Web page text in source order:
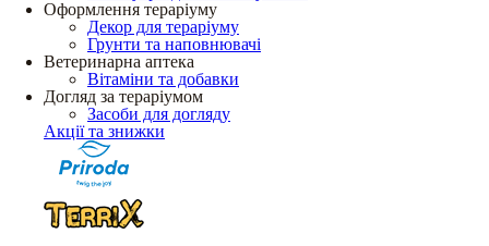
Оформлення тераріуму
Декор для тераріуму
Грунти та наповнювачі
Ветеринарна аптека
Вітаміни та добавки
Догляд за тераріумом
Засоби для догляду
Акції та знижки